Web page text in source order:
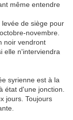
même entendre
de siège pour
novembre.
noir vendront
elle n'interviendra
syrienne est à la
état d'une jonction.
jours. Toujours